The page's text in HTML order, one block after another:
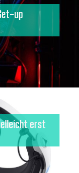
up
erst